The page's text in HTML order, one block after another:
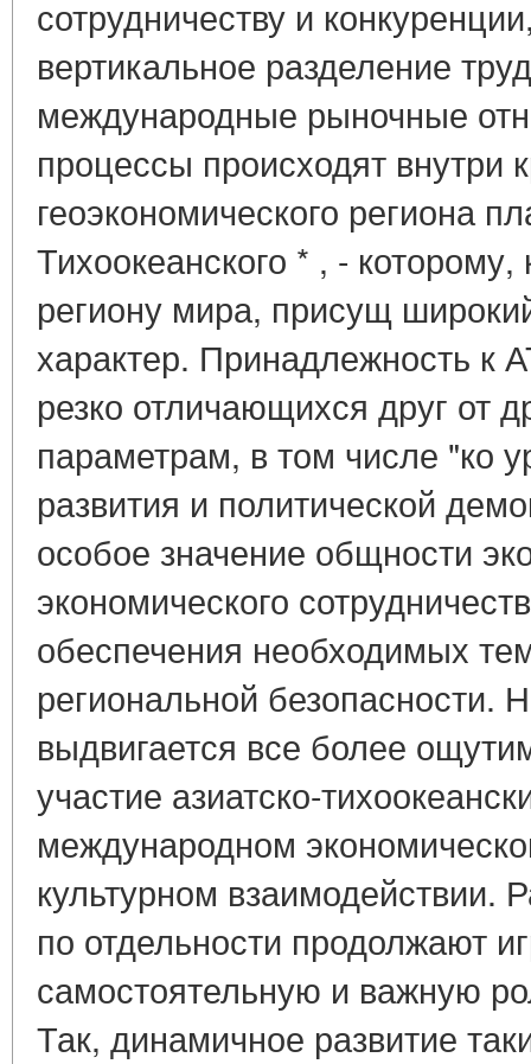
сотрудничеству и
вертикальное разделение
международные рыночные
процессы происходят внутри
геоэкономического региона
Тихоокеанского * , -
региону мира, присущ
характер. Принадлежность к
резко отличающихся друг от
параметрам, в том числе "ко
развития и политической
особое значение общности
экономического
обеспечения необходимых
региональной безопасности.
выдвигается все более
участие азиатско-
международном
культурном взаимодействии.
по отдельности продолжают
самостоятельную и важную
Так, динамичное развитие